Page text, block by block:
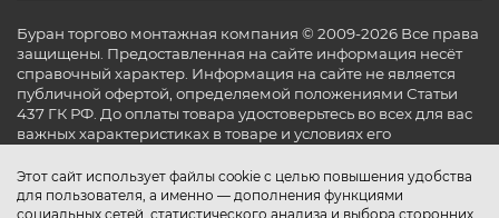
Этот сайт использует файлы cookie с целью повышения удобства
для пользователя, а именно — дополнения функциями
социальных сетей, статистического анализа и выбора сторонних
Буран торгово монтажная компания © 2009-2026 Все права
защищены. Предоставленная на сайте информация несёт
справочный характер. Информация на сайте не является
публичной офертой, определяемой положениями Статьи
437 ГК РФ. До оплаты товара удостоверьтесь во всех для вас
важных характеристиках в товаре и условиях его